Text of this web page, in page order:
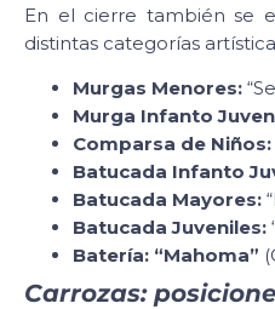
En el cierre también se
distintas categorías
Murgas Menores:
Murga Infanto
Comparsa de Niños:
Batucada Infanto
Batucada Mayores:
Batucada Juveniles:
Batería: “Mahoma”
Carrozas: